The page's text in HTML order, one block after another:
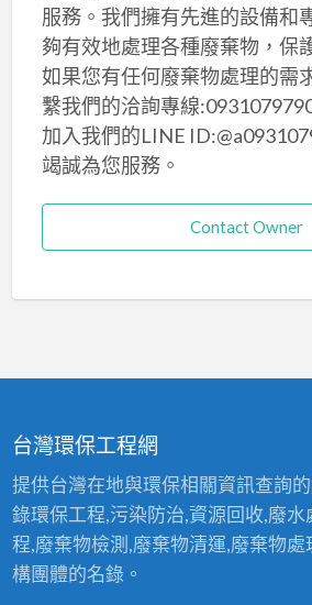
服務。我們擁有先進的設備和
夠有效地處理各種廢棄物，保
如果您有任何廢棄物處理的需
繫我們的洽詢專線
加入我們的LINE
竭誠為您服務。
Contact Owner
台灣環保工程網
提供台灣在地與環保相關資訊查詢
錄環保工程,污染防治,資源回收,廢
程,廢棄物檢測,廢棄物清運,廢棄物處
構團體的名錄。